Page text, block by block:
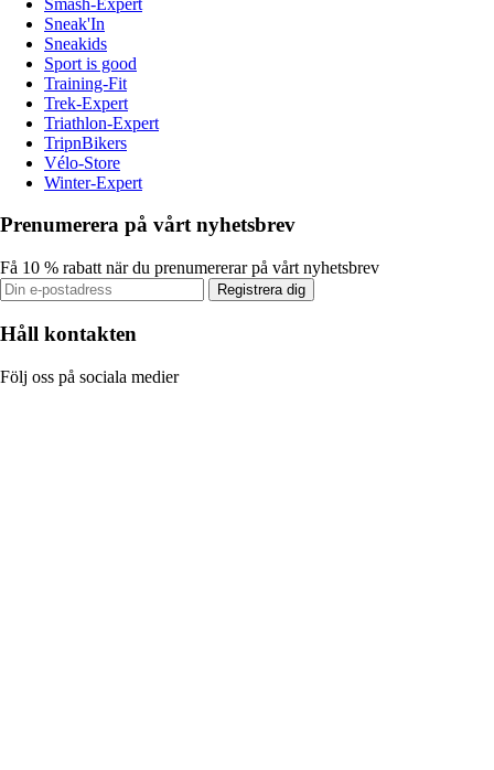
Sneak'In
Sneakids
Sport is good
Training-Fit
Trek-Expert
Triathlon-Expert
TripnBikers
Vélo-Store
Winter-Expert
Prenumerera på vårt nyhetsbrev
Få 10 % rabatt när du prenumererar på vårt nyhetsbrev
Registrera dig
Håll kontakten
Följ oss på sociala medier